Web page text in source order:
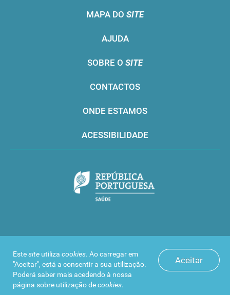
Aceitar
Estesite utiliza cookies. Ao carregar em
"Aceitar", está a consentir a sua utilização.
Poderá saber mais acedendo à nossa
página sobre utilização decookies.
MAPA DO SITE
AJUDA
SOBRE O SITE
CONTACTOS
ONDE ESTAMOS
ACESSIBILIDADE